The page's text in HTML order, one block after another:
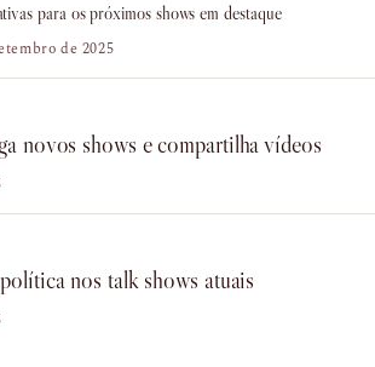
para os próximos shows em destaque
de 2025
novos shows e compartilha vídeos
nos talk shows atuais